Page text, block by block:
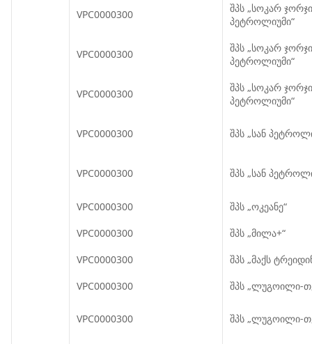
VPC0000300
შპს „სოკარ
პეტროლიუმი“
VPC0000300
შპს „სოკარ
პეტროლიუმი“
VPC0000300
შპს „სოკარ
პეტროლიუმი“
VPC0000300 შპს „სან
VPC0000300 შპს „სან
VPC0000300
შპს „ოკეანე“
VPC0000300
შპს „მილა+“
VPC0000300
შპს „მაქს
VPC0000300
შპს „ლუგოილი-
VPC0000300 შპს „ლუგოილი-